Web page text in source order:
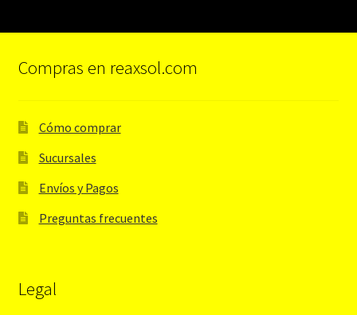
Compras en reaxsol.com
Cómo comprar
Sucursales
Envíos y Pagos
Preguntas frecuentes
Legal